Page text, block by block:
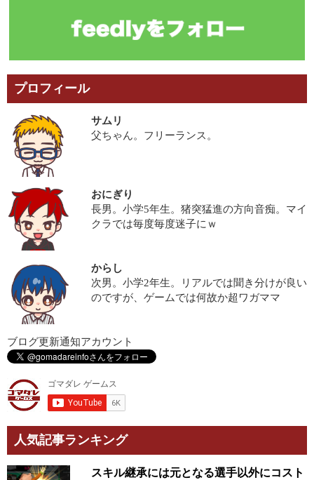
プロフィール
サムリ
父ちゃん。フリーランス。
おにぎり
長男。小学5年生。猪突猛進の方向音痴。マイ
クラでは毎度毎度迷子にｗ
からし
次男。小学2年生。リアルでは聞き分けが良い
のですが、ゲームでは何故か超ワガママ
ブログ更新通知アカウント
人気記事ランキング
スキル継承には元となる選手以外にコスト